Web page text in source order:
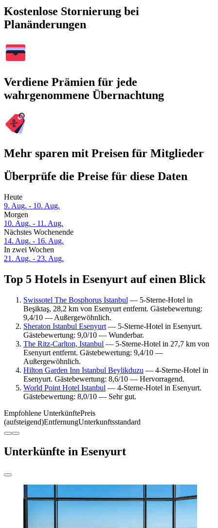
Kostenlose Stornierung bei
Planänderungen
Verdiene Prämien für jede
wahrgenommene Übernachtung
Mehr sparen mit Preisen für Mitglieder
Überprüfe die Preise für diese Daten
Heute
9. Aug. - 10. Aug.
Morgen
10. Aug. - 11. Aug.
Nächstes Wochenende
14. Aug. - 16. Aug.
In zwei Wochen
21. Aug. - 23. Aug.
Top 5 Hotels in Esenyurt auf einen Blick
Swissotel The Bosphorus Istanbul — 5-Sterne-Hotel in
Beşiktaş, 28,2 km von Esenyurt entfernt. Gästebewertung:
9,4/10 — Außergewöhnlich.
Sheraton Istanbul Esenyurt — 5-Sterne-Hotel in Esenyurt.
Gästebewertung: 9,0/10 — Wunderbar.
The Ritz-Carlton, Istanbul — 5-Sterne-Hotel in 27,7 km von
Esenyurt entfernt. Gästebewertung: 9,4/10 —
Außergewöhnlich.
Hilton Garden Inn Istanbul Beylikduzu — 4-Sterne-Hotel in
Esenyurt. Gästebewertung: 8,6/10 — Hervorragend.
World Point Hotel Istanbul — 4-Sterne-Hotel in Esenyurt.
Gästebewertung: 8,0/10 — Sehr gut.
Empfohlene UnterkünftePreis
(aufsteigend)EntfernungUnterkunftsstandard
Unterkünfte in Esenyurt